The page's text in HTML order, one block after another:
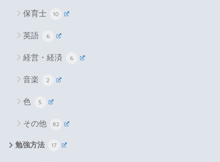
保育士 10
英語 6
経営・経済 6
音楽 2
色 5
その他 82
勉強方法 17